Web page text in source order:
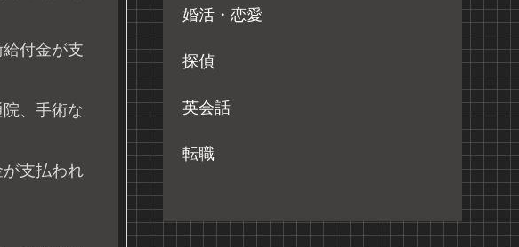
付金が支
、手術な
支払われ
婚活・恋愛
探偵
英会話
転職